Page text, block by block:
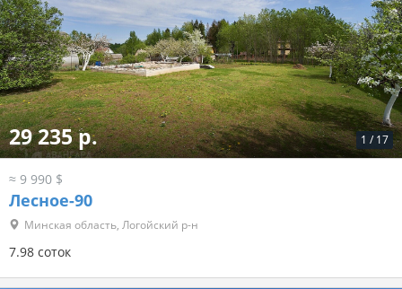
1 / 17
29 235 р.
≈ 9 990 $
Лесное-90
Минская область, Логойский р-н
7.98 соток